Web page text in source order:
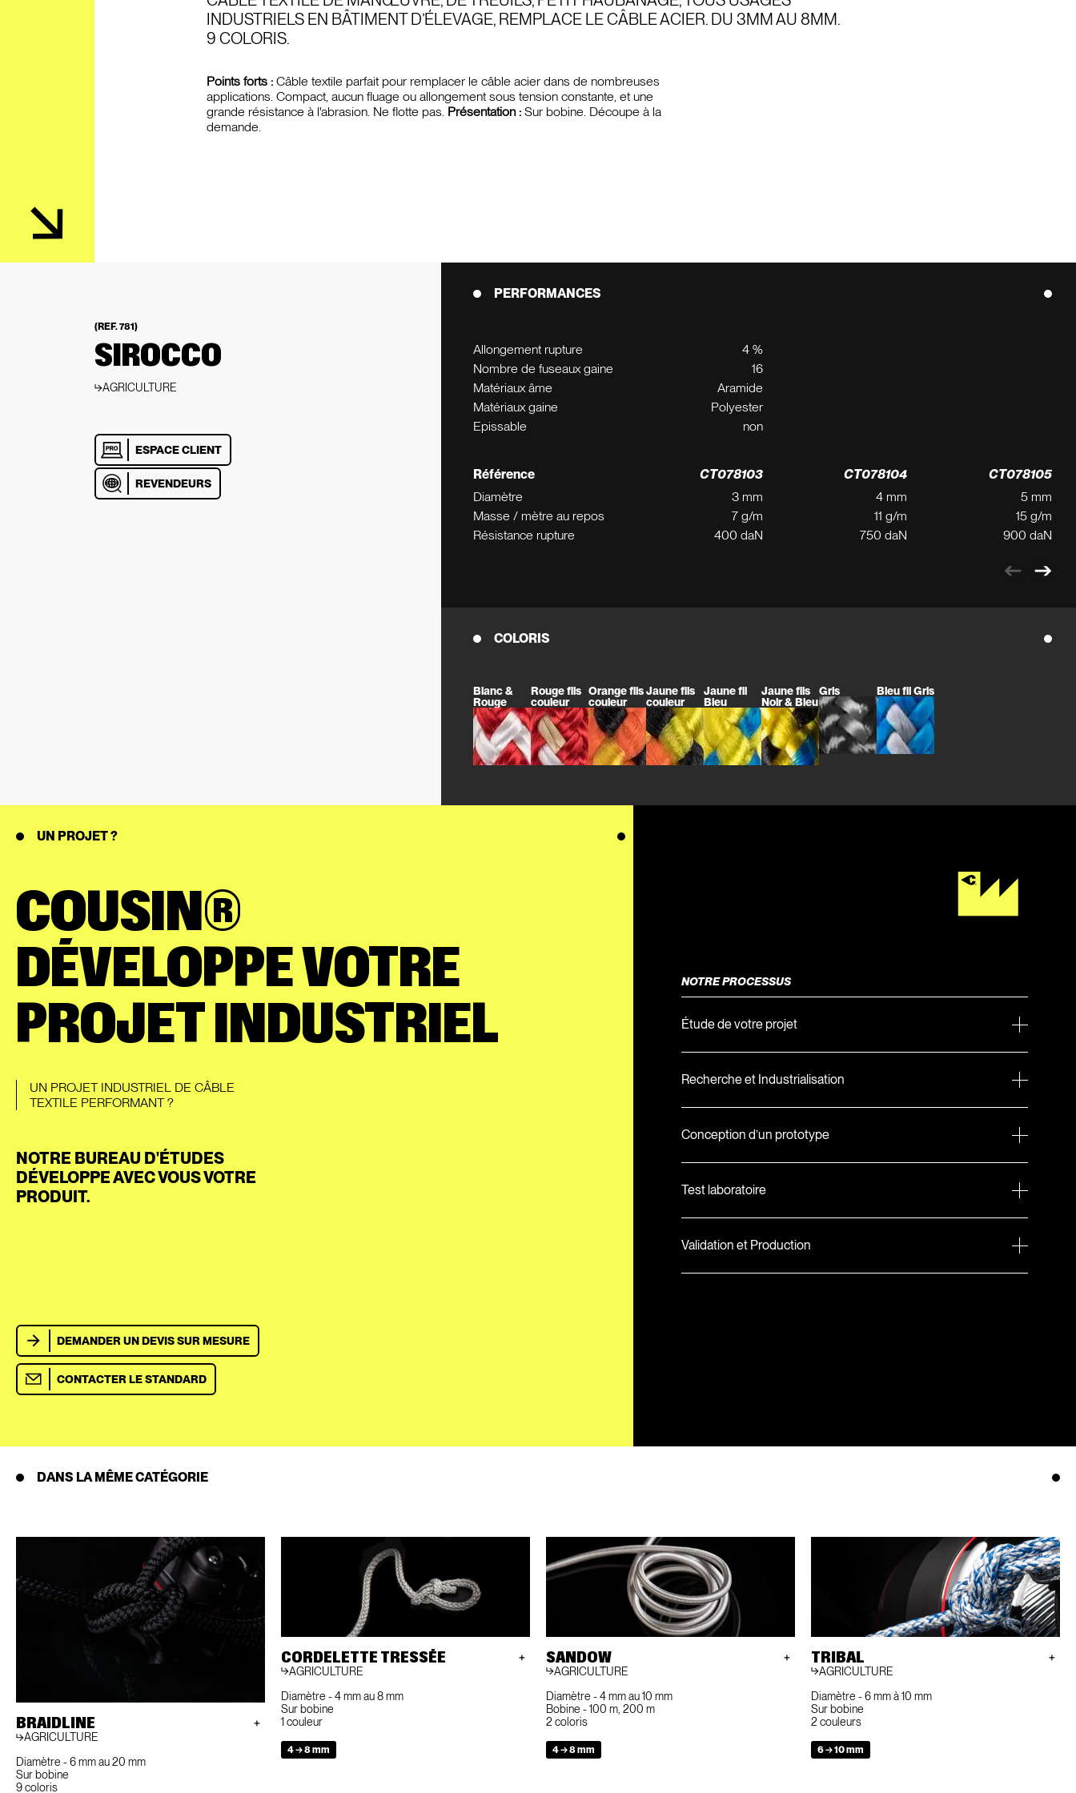
INDUSTRIELS EN BÂTIMENT D’ÉLEVAGE, REMPLACE LE CÂBLE ACIER. DU 3MM AU 8MM.
9 COLORIS.
Points forts : Câble textile parfait pour remplacer le câble acier dans de nombreuses
applications. Compact, aucun fluage ou allongement sous tension constante, et une
grande résistance à l'abrasion. Ne flotte pas. Présentation : Sur bobine. Découpe à la
demande.
(REF. 781)
SIROCCO
AGRICULTURE
ESPACE CLIENT
REVENDEURS
PERFORMANCES
Allongement rupture
4 %
Nombre de fuseaux gaine
16
Matériaux âme
Aramide
Matériaux gaine
Polyester
Epissable
non
Référence
Diamètre
Masse / mètre au repos
Résistance rupture
CT078103
3 mm
7 g/m
400 daN
CT078104
4 mm
11 g/m
750 daN
CT078105
5 mm
15 g/m
900 daN
COLORIS
Blanc &
Rouge
Rouge fils
couleur
Orange fils
couleur
Jaune fils
couleur
Jaune fil
Bleu
Jaune fils
Noir & Bleu
Gris Bleu fil Gris
UN PROJET ?
COUSIN®
DÉVELOPPE VOTRE
PROJET INDUSTRIEL
UN PROJET INDUSTRIEL DE CÂBLE
TEXTILE PERFORMANT ?
NOTRE BUREAU D'ÉTUDES
DÉVELOPPE AVEC VOUS VOTRE
PRODUIT.
DEMANDER UN DEVIS SUR MESURE
CONTACTER LE STANDARD
NOTRE PROCESSUS
Étude de votre projet
Recherche et Industrialisation
Conception d’un prototype
Test laboratoire
Validation et Production
DANS LA MÊME CATÉGORIE
BRAIDLINE
AGRICULTURE
Diamètre - 6 mm au 20 mm
Sur bobine
9 coloris
CORDELETTE TRESSÉE
AGRICULTURE
Diamètre - 4 mm au 8 mm
Sur bobine
1 couleur
4 → 8 mm
SANDOW
AGRICULTURE
Diamètre - 4 mm au 10 mm
Bobine - 100 m, 200 m
2 coloris
4 → 8 mm
TRIBAL
AGRICULTURE
Diamètre - 6 mm à 10 mm
Sur bobine
2 couleurs
6 → 10 mm